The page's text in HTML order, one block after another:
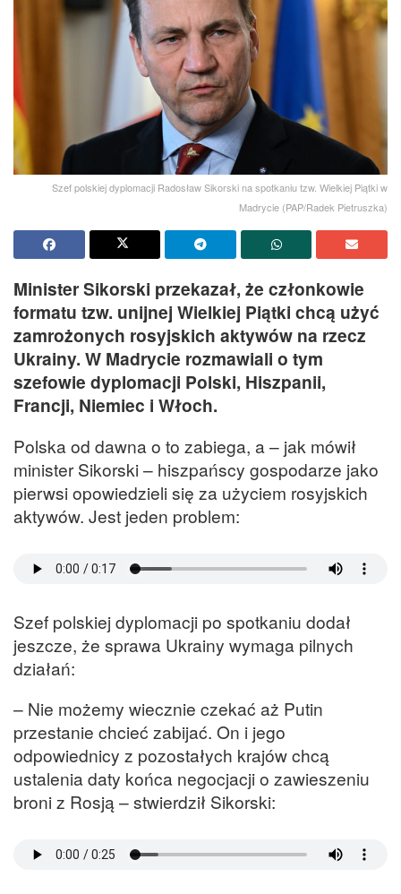
Szef polskiej dyplomacji Radosław Sikorski na spotkaniu tzw. Wielkiej Piątki w
Madrycie (PAP/Radek Pietruszka)
Minister Sikorski przekazał, że członkowie
formatu tzw. unijnej Wielkiej Piątki chcą użyć
zamrożonych rosyjskich aktywów na rzecz
Ukrainy. W Madrycie rozmawiali o tym
szefowie dyplomacji Polski, Hiszpanii,
Francji, Niemiec i Włoch.
Polska od dawna o to zabiega, a – jak mówił
minister Sikorski – hiszpańscy gospodarze jako
pierwsi opowiedzieli się za użyciem rosyjskich
aktywów. Jest jeden problem:
Szef polskiej dyplomacji po spotkaniu dodał
jeszcze, że sprawa Ukrainy wymaga pilnych
działań:
– Nie możemy wiecznie czekać aż Putin
przestanie chcieć zabijać. On i jego
odpowiednicy z pozostałych krajów chcą
ustalenia daty końca negocjacji o zawieszeniu
broni z Rosją – stwierdził Sikorski: